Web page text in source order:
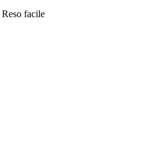
Reso facile